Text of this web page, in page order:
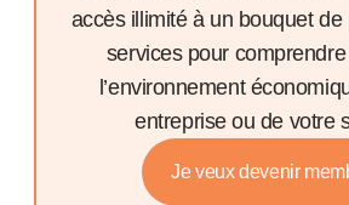
accès illimité à un bouquet de
services pour
l’environnement
entreprise ou de votre
Je veux devenir